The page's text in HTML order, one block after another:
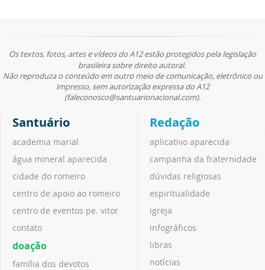
Os textos, fotos, artes e vídeos do A12 estão protegidos pela legislação
brasileira sobre direito autoral.
Não reproduza o conteúdo em outro meio de comunicação, eletrônico ou
impresso, sem autorização expressa do A12
(faleconosco@santuarionacional.com).
Santuário
academia marial
água mineral aparecida
cidade do romeiro
centro de apoio ao romeiro
centro de eventos pe. vitor
contato
doação
família dos devotos
Redação
aplicativo aparecida
campanha da fraternidade
dúvidas religiosas
espiritualidade
igreja
infográficos
libras
notícias